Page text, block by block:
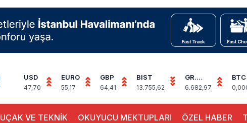
USD
47,70
EURO
55,17
GBP
64,41
BIST
13.755,62
GR.
ALTIN
6.682,97
BTC
UÇAK VE TEKNİK OKUYUCU MEKTUPLARI ÖZEL HABER